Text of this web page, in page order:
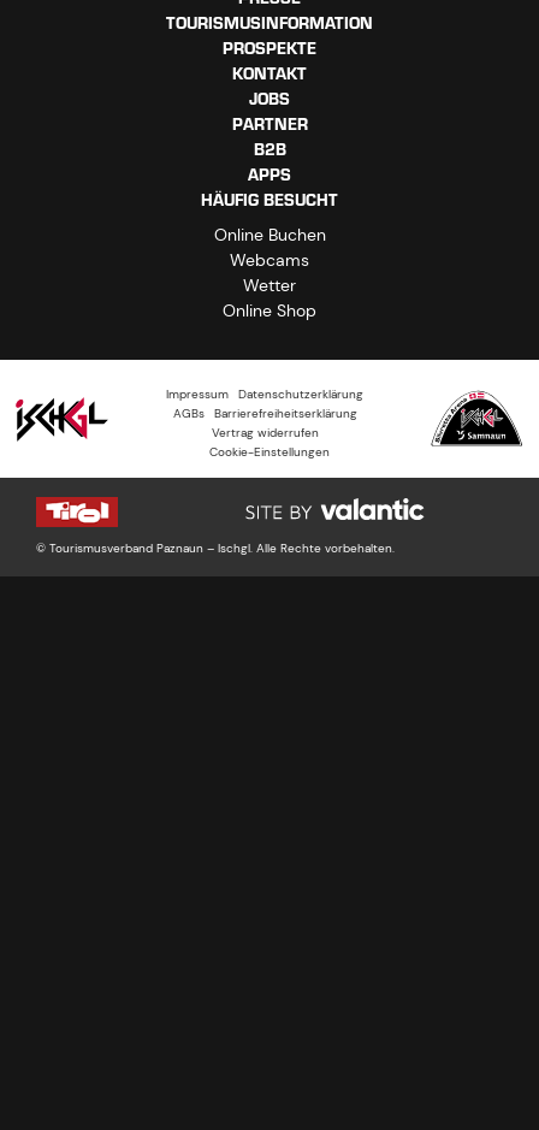
TOURISMUSINFORMATION
PROSPEKTE
KONTAKT
JOBS
PARTNER
B2B
APPS
HÄUFIG BESUCHT
Online Buchen
Webcams
Wetter
Online Shop
Impressum
Datenschutzerklärung
AGBs
Barrierefreiheitserklärung
Vertrag widerrufen
Cookie-Einstellungen
© Tourismusverband Paznaun – Ischgl. Alle Rechte vorbehalten.